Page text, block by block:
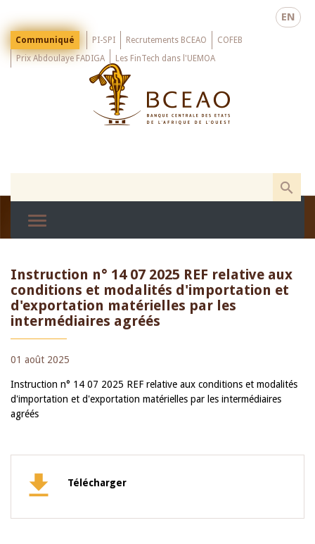
main
EN
Menu
Top
Communiqué PI-SPI Recrutements BCEAO
COFEB
Prix Abdoulaye FADIGA
Les FinTech dans l'UEMOA
Instruction n° 14 07 2025 REF relative aux
conditions et modalités d'importation et
d'exportation matérielles par les
intermédiaires agréés
01 août 2025
Instruction n° 14 07 2025 REF relative aux conditions et modalités
d'importation et d'exportation matérielles par les intermédiaires
agréés
Télécharger